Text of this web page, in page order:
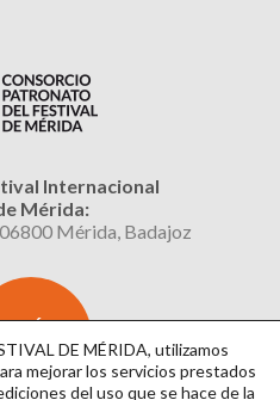
Internacional
Mérida:
Mérida, Badajoz
BOLETÍNDE MÉRIDA, utilizamos
mejorar los servicios prestados
del uso que se hace de la